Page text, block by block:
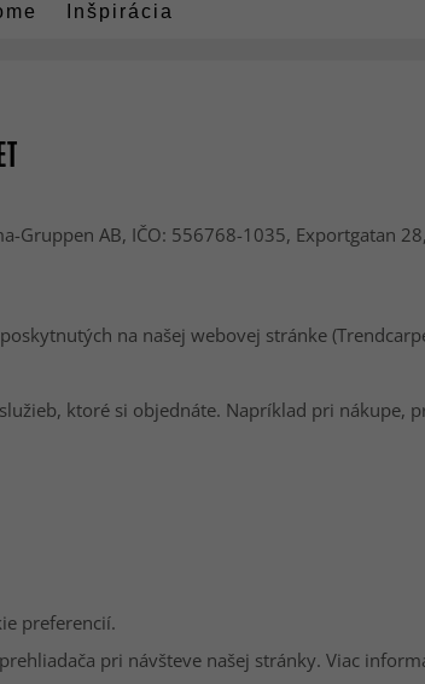
Inšpirácia
Gruppen AB, IČO: 556768-1035, Exportgatan
na našej webovej stránke
ktoré si objednáte. Napríklad pri nákupe,
preferencií.
pri návšteve našej stránky. Viac